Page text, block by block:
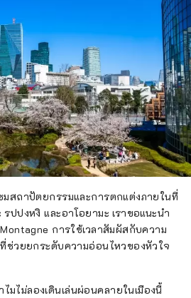
มสถาปัตยกรรมและการตกแต่งภายในที่
ปปงหงิ และอาโอยามะ เราขอแนะนำ
การใช้เวลาสัมผัสกับความ
ที่ช่วยยกระดับความอ่อนไหวของหัวใจ
ไม่ลองเดินเล่นผ่อนคลายในเมืองนี้